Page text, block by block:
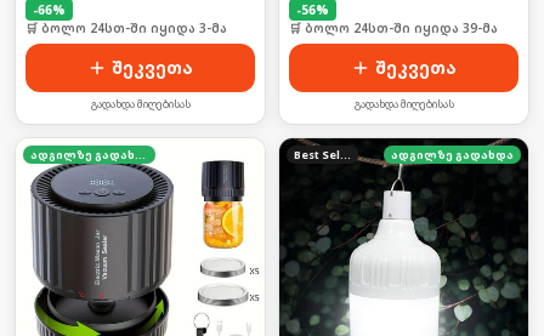
-66%
🛒 ბოლო 24სთ-ში იყიდა 3-მა
შეკვეთა
გადახდა მიღებისას
-56%
🛒 ბოლო 24სთ-ში იყიდა 39-მა
შეკვეთა
გადახდა მიღებისას
ადგილზე გადახდა Best Seller ადგილზე გადახდა